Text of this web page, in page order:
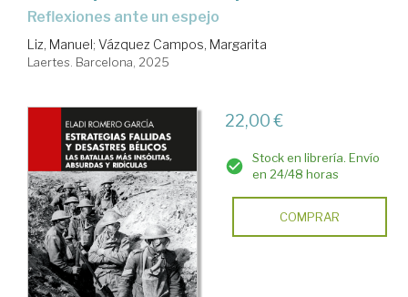
Reflexiones ante un espejo
Liz, Manuel; Vázquez Campos, Margarita
Laertes. Barcelona, 2025
22,00 €
Stock en librería. Envío
en 24/48 horas
COMPRAR